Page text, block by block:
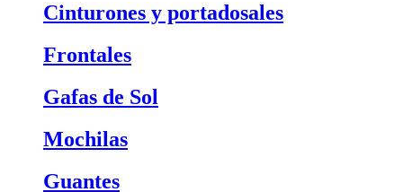
Cinturones y portadosales
Frontales
Gafas de Sol
Mochilas
Guantes